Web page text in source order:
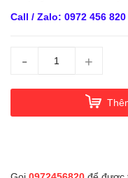
Call / Zalo: 0972 456 820
- +